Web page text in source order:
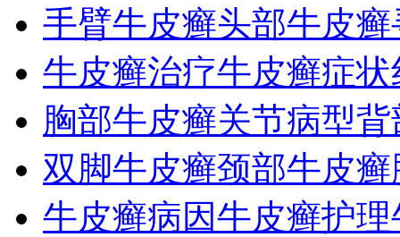
手臂牛皮癣头部牛皮癣
牛皮癣治疗牛皮癣症状
胸部牛皮癣关节病型背
双脚牛皮癣颈部牛皮癣
牛皮癣病因牛皮癣护理